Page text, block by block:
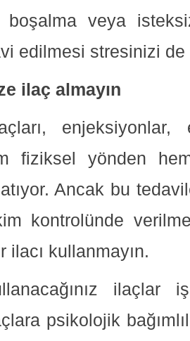
boşalma veya
edilmesi stresinizi
ilaç almayın
fiziksel yönden
Ancak bu
kontrolünde
ilacı kullanmayın.
ilaçlar
psikolojik